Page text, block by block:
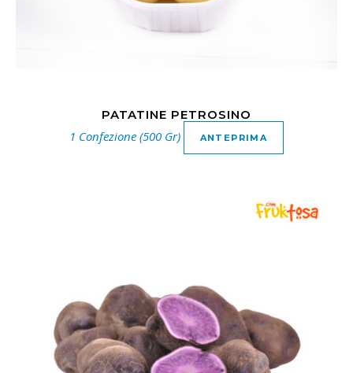
PATATINE PETROSINO
1 Confezione (500 Gr) ANTEPRIMA